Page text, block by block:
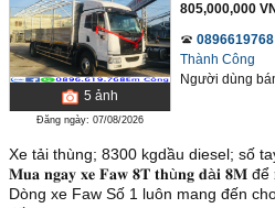
5 ảnh
Đăng ngày: 07/08/2026
805,000,000
0896619768
Thành Công
Người dùng
Xe tải thùng; 8300 kgdầu diesel; số
𝐌𝐮𝐚 𝐧𝐠𝐚𝐲 𝐱𝐞 𝐅𝐚𝐰 𝟖𝐓 𝐭𝐡ù𝐧𝐠 𝐝à𝐢 𝟖𝐌 để
Dòng xe Faw Số 1 luôn mang đến